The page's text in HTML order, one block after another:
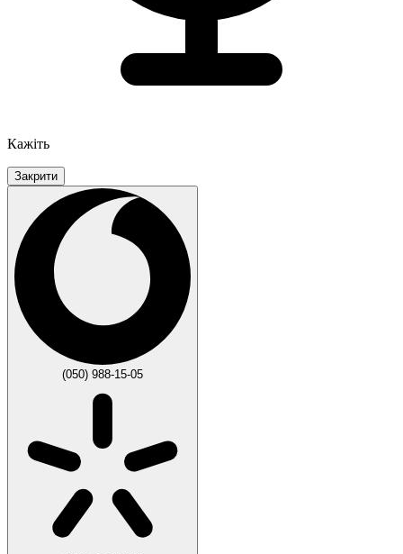
Кажіть
Закрити
(050) 988-15-05